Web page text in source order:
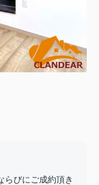
らびにご成約頂き